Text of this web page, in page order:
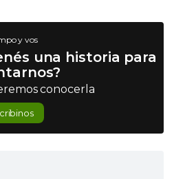
y vos
una historia para
conocerla